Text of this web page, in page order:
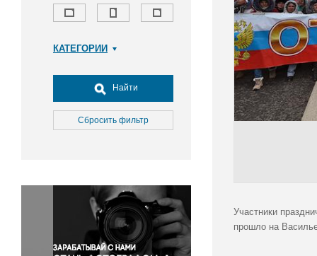
КАТЕГОРИИ
Досуг, туризм и отдых
Культура
Медицина
Окружающая среда
Политика
Правосудие
Происшествия и конфликты
Найти
Сбросить фильтр
Участники
прошло на